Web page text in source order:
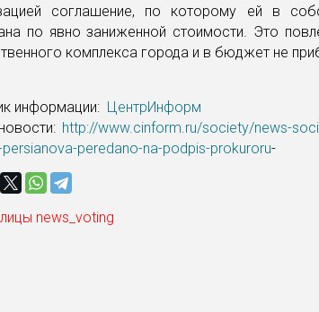
соглашение, по которому ей в
по явно заниженной стоимости. Это
комплекса города и в бюджет не
информации: ЦентрИнформ
http://www.cinform.ru/society/news-
peredano-na-podpis-prokuroru-
news_voting